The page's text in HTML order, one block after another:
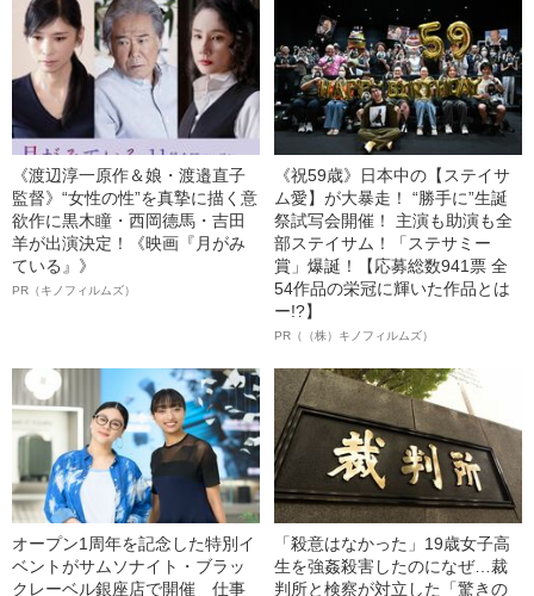
《渡辺淳一原作＆娘・渡邉直子
監督》“女性の性”を真摯に描く意
欲作に黒木瞳・西岡德馬・吉田
羊が出演決定！《映画『月がみ
ている』》
PR（キノフィルムズ）
《祝59歳》日本中の【ステイサ
ム愛】が大暴走！ “勝手に”生誕
祭試写会開催！ 主演も助演も全
部ステイサム！「ステサミー
賞」爆誕！【応募総数941票 全
54作品の栄冠に輝いた作品とは
ー!?】
PR（（株）キノフィルムズ）
オープン1周年を記念した特別イ
ベントがサムソナイト・ブラッ
クレーベル銀座店で開催 仕事
「殺意はなかった」19歳女子高
生を強姦殺害したのになぜ…裁
判所と検察が対立した「驚きの